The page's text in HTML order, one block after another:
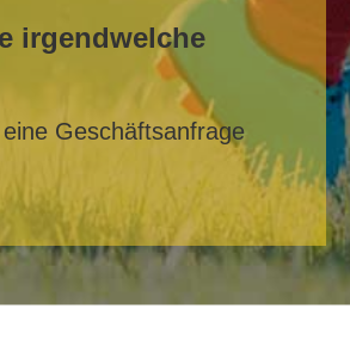
irgendwelche
Geschäftsanfrage